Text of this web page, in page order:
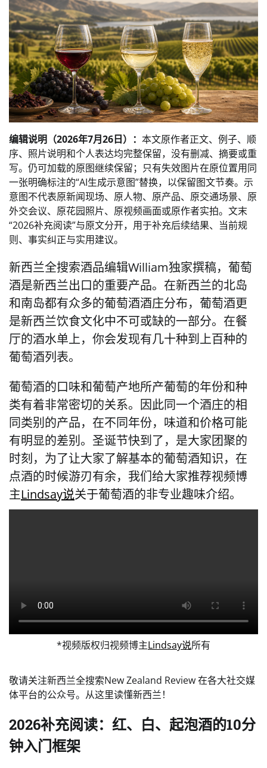
编辑说明（2026年7月26日）： 本文原作者正文、例子、顺
序、照片说明和个人表达均完整保留，没有删减、摘要或重
写。仍可加载的原图继续保留；只有失效图片在原位置用同
一张明确标注的“AI生成示意图”替换，以保留图文节奏。示
意图不代表原新闻现场、原人物、原产品、原交通场景、原
外交会议、原花园照片、原视频画面或原作者实拍。文末
“2026补充阅读”与原文分开，用于补充后续结果、当前规
则、事实纠正与实用建议。
新西兰全搜索酒品编辑William独家撰稿，葡萄
酒是新西兰出口的重要产品。在新西兰的北岛
和南岛都有众多的葡萄酒酒庄分布，葡萄酒更
是新西兰饮食文化中不可或缺的一部分。在餐
厅的酒水单上，你会发现有几十种到上百种的
葡萄酒列表。
葡萄酒的口味和葡萄产地所产葡萄的年份和种
类有着非常密切的关系。因此同一个酒庄的相
同类别的产品，在不同年份，味道和价格可能
有明显的差别。圣诞节快到了，是大家团聚的
时刻，为了让大家了解基本的葡萄酒知识，在
点酒的时候游刃有余，我们给大家推荐视频博
主Lindsay说关于葡萄酒的非专业趣味介绍。
*视频版权归视频博主Lindsay说所有
敬请关注新西兰全搜索New Zealand Review 在各大社交媒
体平台的公众号。从这里读懂新西兰！️
2026补充阅读：红、白、起泡酒的10分
钟入门框架